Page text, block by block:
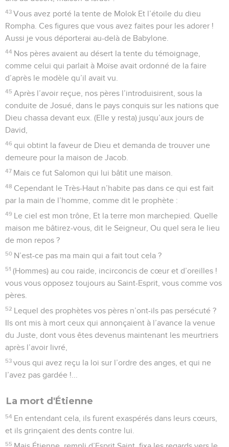
43 Vous avez porté la tente de Molok Et l’étoile du dieu
Rompha. Ces figures que vous avez faites pour les adorer !
Aussi je vous déporterai au-delà de Babylone.
44 Nos pères avaient au désert la tente du témoignage,
comme celui qui parlait à Moïse avait ordonné de la faire
d’après le modèle qu’il avait vu.
45 Après l’avoir reçue, nos pères l’introduisirent, sous la
conduite de Josué, dans le pays conquis sur les nations que
Dieu chassa devant eux. (Elle y resta) jusqu’aux jours de
David,
46 qui obtint la faveur de Dieu et demanda de trouver une
demeure pour la maison de Jacob.
47 Mais ce fut Salomon qui lui bâtit une maison.
48 Cependant le Très-Haut n’habite pas dans ce qui est fait
par la main de l’homme, comme dit le prophète :
49 Le ciel est mon trône, Et la terre mon marchepied. Quelle
maison me bâtirez-vous, dit le Seigneur, Ou quel sera le lieu
de mon repos ?
50 N’est-ce pas ma main qui a fait tout cela ?
51 (Hommes) au cou raide, incirconcis de cœur et d’oreilles !
vous vous opposez toujours au Saint-Esprit, vous comme vos
pères.
52 Lequel des prophètes vos pères n’ont-ils pas persécuté ?
Ils ont mis à mort ceux qui annonçaient à l’avance la venue
du Juste, dont vous êtes devenus maintenant les meurtriers
après l’avoir livré,
53 vous qui avez reçu la loi sur l’ordre des anges, et qui ne
l’avez pas gardée !...
La mort d'Étienne
54 En entendant cela, ils furent exaspérés dans leurs cœurs,
et ils grinçaient des dents contre lui.
55